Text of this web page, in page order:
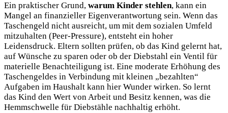
Ein praktischer Grund, warum Kinder stehlen, kann ein
Mangel an finanzieller Eigenverantwortung sein. Wenn das
Taschengeld nicht ausreicht, um mit dem sozialen Umfeld
mitzuhalten (Peer-Pressure), entsteht ein hoher
Leidensdruck. Eltern sollten prüfen, ob das Kind gelernt hat,
auf Wünsche zu sparen oder ob der Diebstahl ein Ventil für
materielle Benachteiligung ist. Eine moderate Erhöhung des
Taschengeldes in Verbindung mit kleinen „bezahlten“
Aufgaben im Haushalt kann hier Wunder wirken. So lernt
das Kind den Wert von Arbeit und Besitz kennen, was die
Hemmschwelle für Diebstähle nachhaltig erhöht.